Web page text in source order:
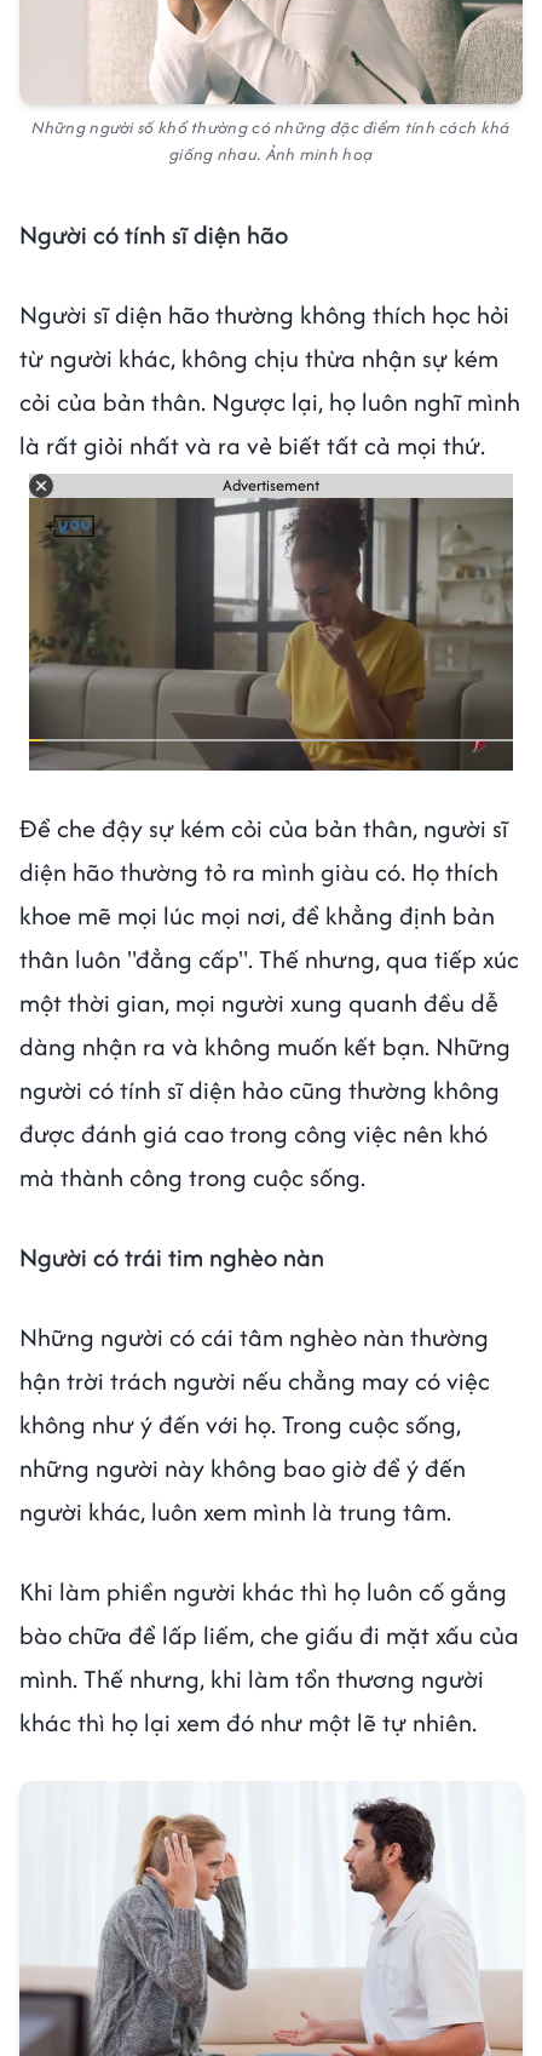
Những người số khổ thường có những đặc điểm tính cách khá
giống nhau. Ảnh minh hoạ
Người có tính sĩ diện hão
Người sĩ diện hão thường không thích học hỏi
từ người khác, không chịu thừa nhận sự kém
cỏi của bản thân. Ngược lại, họ luôn nghĩ mình
là rất giỏi nhất và ra vẻ biết tất cả mọi thứ.
Advertisement
Để che đậy sự kém cỏi của bản thân, người sĩ
diện hão thường tỏ ra mình giàu có. Họ thích
khoe mẽ mọi lúc mọi nơi, để khẳng định bản
thân luôn "đẳng cấp". Thế nhưng, qua tiếp xúc
một thời gian, mọi người xung quanh đều dễ
dàng nhận ra và không muốn kết bạn. Những
người có tính sĩ diện hảo cũng thường không
được đánh giá cao trong công việc nên khó
mà thành công trong cuộc sống.
Người có trái tim nghèo nàn
Những người có cái tâm nghèo nàn thường
hận trời trách người nếu chẳng may có việc
không như ý đến với họ. Trong cuộc sống,
những người này không bao giờ để ý đến
người khác, luôn xem mình là trung tâm.
Khi làm phiền người khác thì họ luôn cố gắng
bào chữa để lấp liếm, che giấu đi mặt xấu của
mình. Thế nhưng, khi làm tổn thương người
khác thì họ lại xem đó như một lẽ tự nhiên.